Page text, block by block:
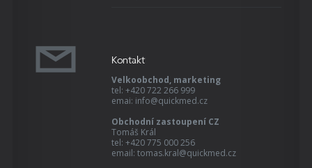
Kontakt
Velkoobchod, marketing
tel: +420 722 266 999
emai: info@quickmed.cz
Obchodní zastoupení CZ
Tomáš Král
tel: +420 775 000 256
email: tomas.kral@quickmed.cz